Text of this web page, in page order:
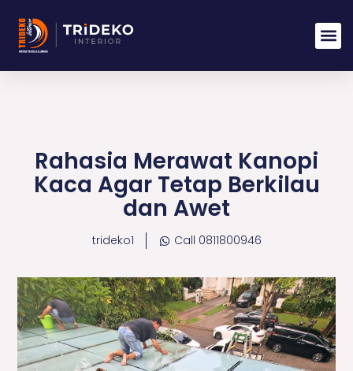
konten
Rahasia Merawat Kanopi
Kaca Agar Tetap Berkilau
dan Awet
trideko1 Call 0811800946